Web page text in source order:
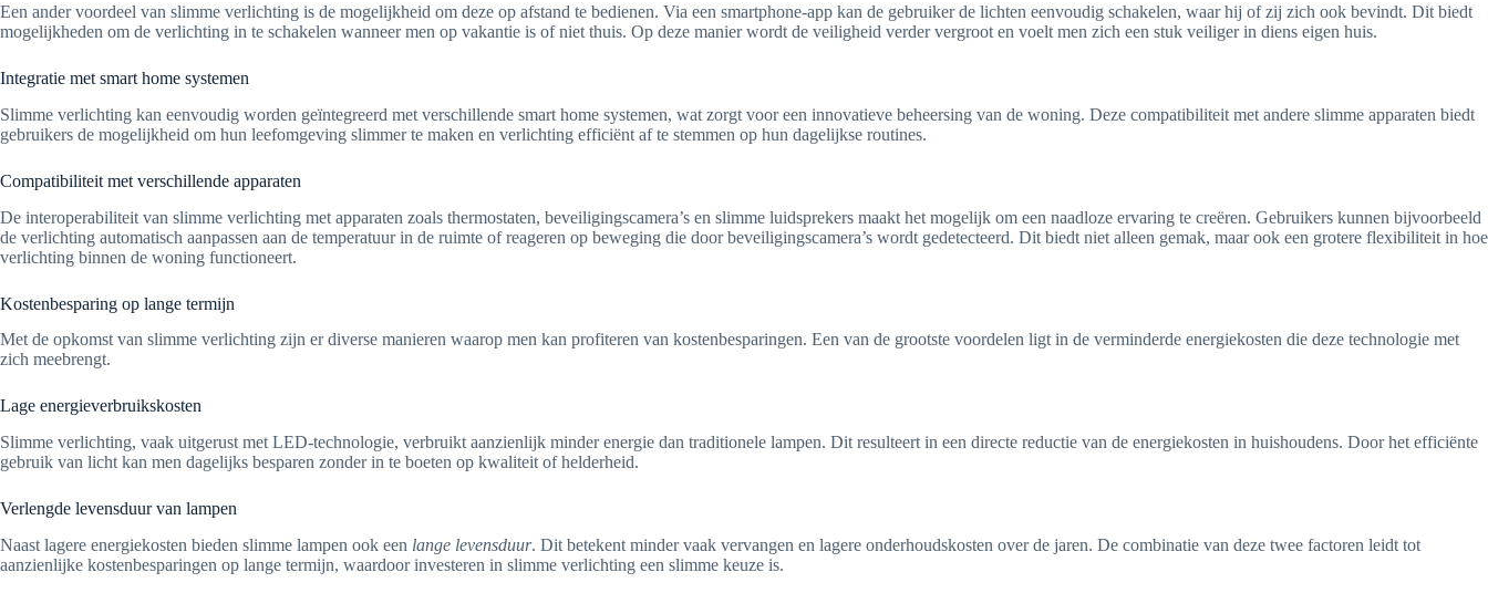
Een ander voordeel van slimme verlichting is de mogelijkheid om deze op afstand te bedienen. Via een smartphone-app kan de gebruiker de lichten eenvoudig schakelen, waar hij of zij zich ook bevindt. Dit biedt
mogelijkheden om de verlichting in te schakelen wanneer men op vakantie is of niet thuis. Op deze manier wordt de veiligheid verder vergroot en voelt men zich een stuk veiliger in diens eigen huis.
Integratie met smart home systemen
Slimme verlichting kan eenvoudig worden geïntegreerd met verschillende smart home systemen, wat zorgt voor een innovatieve beheersing van de woning. Deze compatibiliteit met andere slimme apparaten biedt
gebruikers de mogelijkheid om hun leefomgeving slimmer te maken en verlichting efficiënt af te stemmen op hun dagelijkse routines.
Compatibiliteit met verschillende apparaten
De interoperabiliteit van slimme verlichting met apparaten zoals thermostaten, beveiligingscamera’s en slimme luidsprekers maakt het mogelijk om een naadloze ervaring te creëren. Gebruikers kunnen bijvoorbeeld
de verlichting automatisch aanpassen aan de temperatuur in de ruimte of reageren op beweging die door beveiligingscamera’s wordt gedetecteerd. Dit biedt niet alleen gemak, maar ook een grotere flexibiliteit in hoe
verlichting binnen de woning functioneert.
Kostenbesparing op lange termijn
Met de opkomst van slimme verlichting zijn er diverse manieren waarop men kan profiteren van kostenbesparingen. Een van de grootste voordelen ligt in de verminderde energiekosten die deze technologie met
zich meebrengt.
Lage energieverbruikskosten
Slimme verlichting, vaak uitgerust met LED-technologie, verbruikt aanzienlijk minder energie dan traditionele lampen. Dit resulteert in een directe reductie van de energiekosten in huishoudens. Door het efficiënte
gebruik van licht kan men dagelijks besparen zonder in te boeten op kwaliteit of helderheid.
Verlengde levensduur van lampen
Naast lagere energiekosten bieden slimme lampen ook een lange levensduur. Dit betekent minder vaak vervangen en lagere onderhoudskosten over de jaren. De combinatie van deze twee factoren leidt tot
aanzienlijke kostenbesparingen op lange termijn, waardoor investeren in slimme verlichting een slimme keuze is.